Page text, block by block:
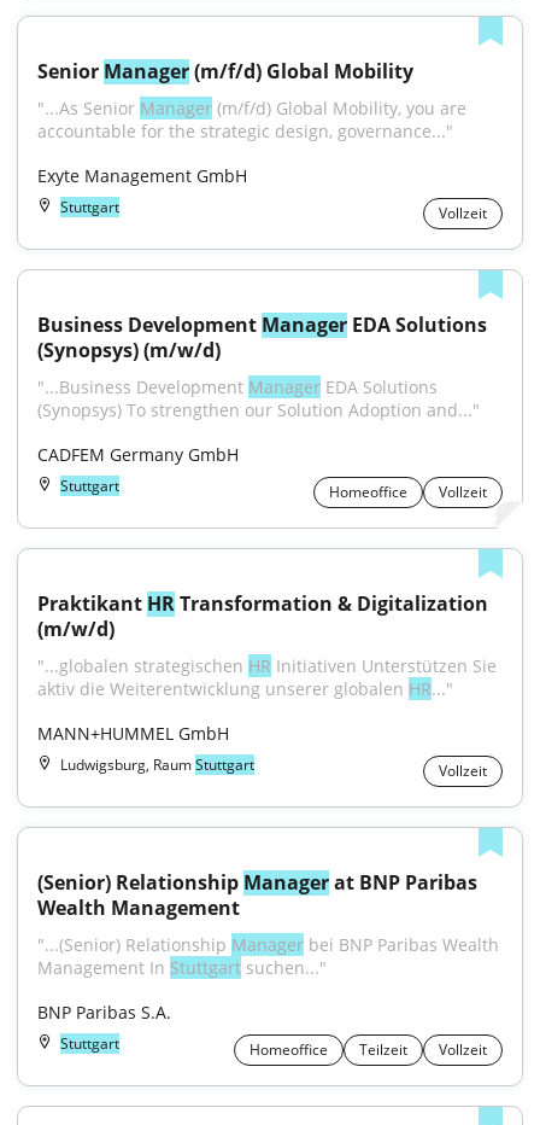
Senior Manager (m/f/d) Global Mobility
"...As Senior Manager (m/f/d) Global Mobility, you are
accountable for the strategic design, governance..."
Exyte Management GmbH
Stuttgart Vollzeit
Business Development Manager EDA Solutions
(Synopsys) (m/w/d)
"...Business Development Manager EDA Solutions
(Synopsys) To strengthen our Solution Adoption and..."
CADFEM Germany GmbH
Stuttgart Homeoffice Vollzeit
Praktikant HR Transformation & Digitalization
(m/w/d)
"...globalen strategischen HR Initiativen Unterstützen Sie
aktiv die Weiterentwicklung unserer globalen HR..."
MANN+HUMMEL GmbH
Ludwigsburg, RaumStuttgart Vollzeit
(Senior) Relationship Manager at BNP Paribas
Wealth Management
"...(Senior) Relationship Manager bei BNP Paribas Wealth
Management In Stuttgart suchen..."
BNP Paribas S.A.
Stuttgart Homeoffice Teilzeit Vollzeit